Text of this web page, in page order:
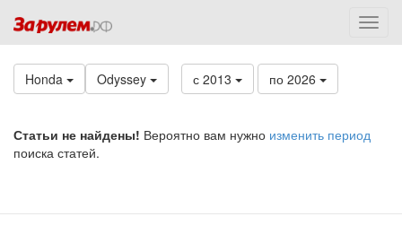
Honda Odyssey с 2013 по 2026
Статьи не найдены! Вероятно вам нужно изменить период
поиска статей.